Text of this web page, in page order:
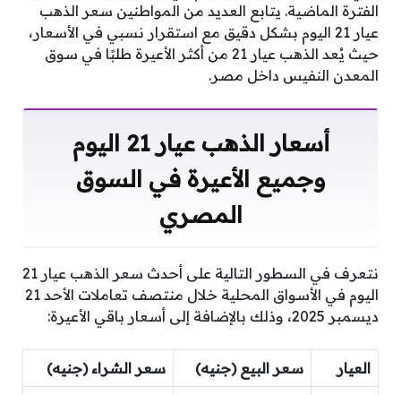
الفترة الماضية. يتابع العديد من المواطنين سعر الذهب
عيار 21 اليوم بشكل دقيق مع استقرار نسبي في الأسعار،
حيث يُعد الذهب عيار 21 من أكثر الأعيرة طلبًا في سوق
المعدن النفيس داخل مصر.
أسعار الذهب عيار 21 اليوم
وجميع الأعيرة في السوق
المصري
نتعرف في السطور التالية على أحدث سعر الذهب عيار 21
اليوم في الأسواق المحلية خلال منتصف تعاملات الأحد 21
ديسمبر 2025، وذلك بالإضافة إلى أسعار باقي الأعيرة:
العيار سعر البيع (جنيه) سعر الشراء (جنيه)